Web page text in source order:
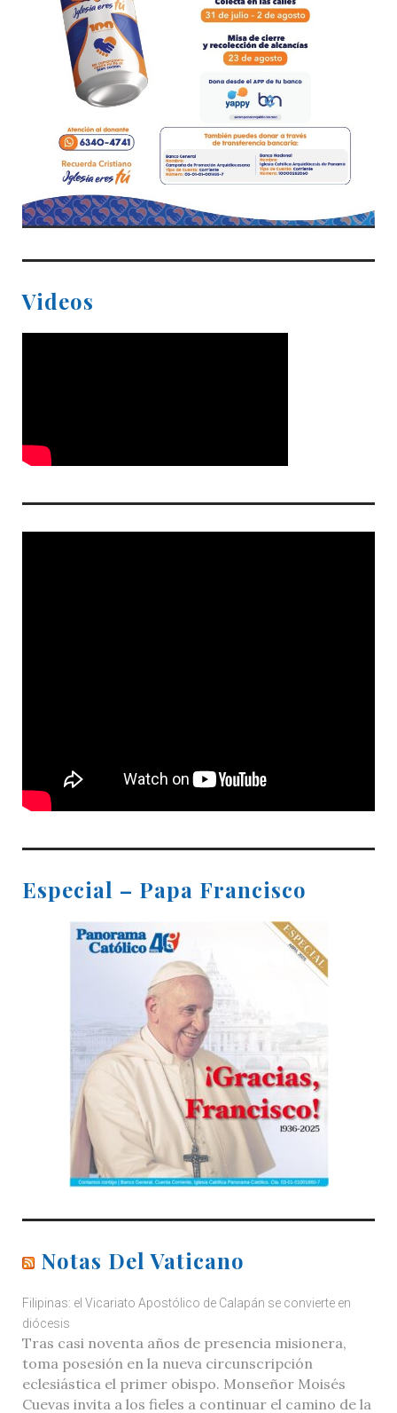
Videos
Especial – Papa Francisco
Notas Del Vaticano
Filipinas: el Vicariato Apostólico de Calapán se convierte en
diócesis
Tras casi noventa años de presencia misionera,
toma posesión en la nueva circunscripción
eclesiástica el primer obispo. Monseñor Moisés
Cuevas invita a los fieles a continuar el camino de la